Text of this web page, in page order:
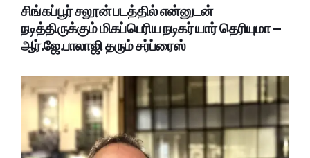
சிங்கப்பூர் சலூன் படத்தில் என்னுடன்
நடித்திருக்கும் மிகப்பெரிய நடிகர் யார் தெரியுமா –
ஆர்.ஜே.பாலாஜி தரும் சர்ப்ரைஸ்